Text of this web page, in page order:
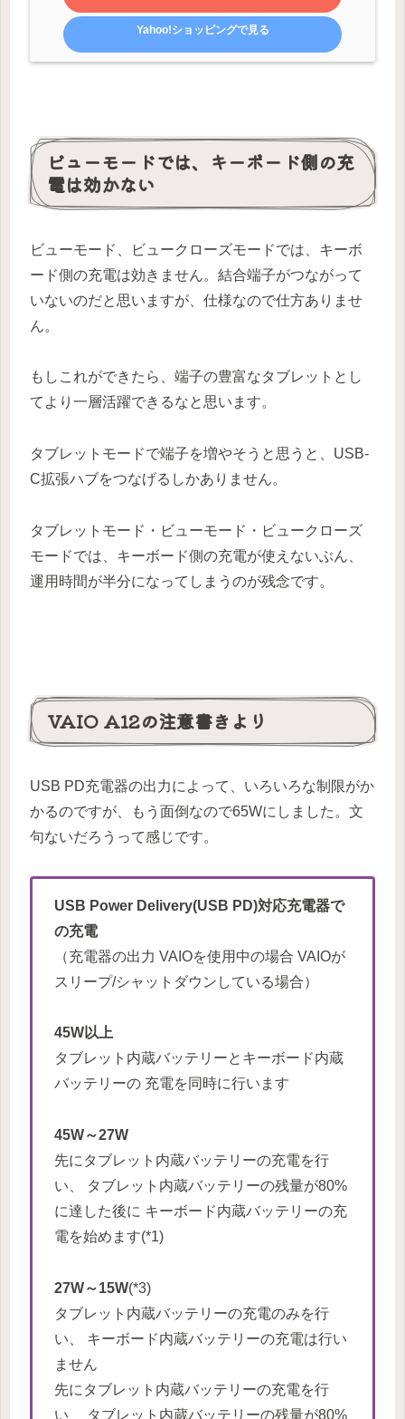
Yahoo!ショッピングで見る
ビューモードでは、キーボード側の充
電は効かない
ビューモード、ビュークローズモードでは、キーボ
ード側の充電は効きません。結合端子がつながって
いないのだと思いますが、仕様なので仕方ありませ
ん。
もしこれができたら、端子の豊富なタブレットとし
てより一層活躍できるなと思います。
タブレットモードで端子を増やそうと思うと、USB-
C拡張ハブをつなげるしかありません。
タブレットモード・ビューモード・ビュークローズ
モードでは、キーボード側の充電が使えないぶん、
運用時間が半分になってしまうのが残念です。
VAIO A12の注意書きより
USB PD充電器の出力によって、いろいろな制限がか
かるのですが、もう面倒なので65Wにしました。文
句ないだろうって感じです。
USB Power Delivery(USB PD)対応充電器で
の充電
（充電器の出力 VAIOを使用中の場合 VAIOが
スリープ/シャットダウンしている場合）
45W以上
タブレット内蔵バッテリーとキーボード内蔵
バッテリーの 充電を同時に行います
45W～27W
先にタブレット内蔵バッテリーの充電を行
い、 タブレット内蔵バッテリーの残量が80%
に達した後に キーボード内蔵バッテリーの充
電を始めます(*1)
27W～15W(*3)
タブレット内蔵バッテリーの充電のみを行
い、 キーボード内蔵バッテリーの充電は行い
ません
先にタブレット内蔵バッテリーの充電を行
い、 タブレット内蔵バッテリーの残量が80%